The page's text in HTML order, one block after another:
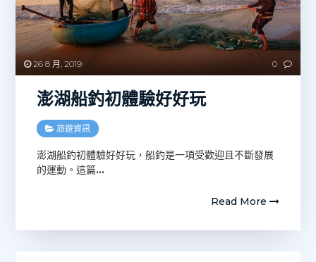
26 8 月, 2019 0
澎湖船釣初體驗好好玩
旅遊資訊
澎湖船釣初體驗好好玩，船釣是一項受歡迎且不斷發展
的運動。這篇…
Read More